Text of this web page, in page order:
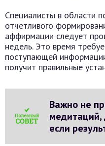
Специалисты в области
отчетливого
аффирмации следует
недель. Это время
поступающей
получит правильные
Важно не
медитаций,
если